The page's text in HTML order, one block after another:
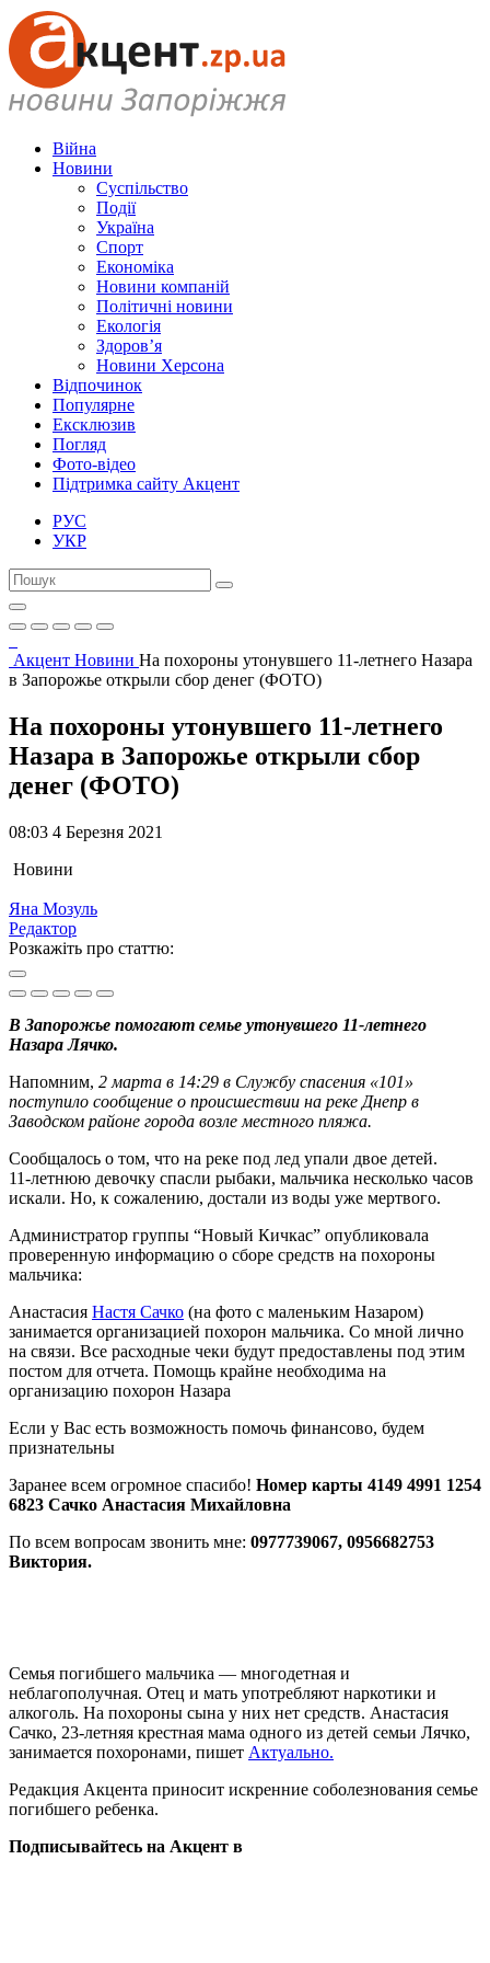
Війна
Новини
Суспільство
Події
Україна
Спорт
Економіка
Новини компаній
Політичні новини
Екологія
Здоров’я
Новини Херсона
Відпочинок
Популярне
Ексклюзив
Погляд
Фото-відео
Підтримка сайту Акцент
РУС
УКР
Акцент Новини На похороны утонувшего 11-летнего Назара
в Запорожье открыли сбор денег (ФОТО)
На похороны утонувшего 11-летнего
Назара в Запорожье открыли сбор
денег (ФОТО)
08:03 4 Березня 2021
Новини
Яна Мозуль
Редактор
Розкажіть про статтю:
В Запорожье помогают семье утонувшего 11-летнего
Назара Лячко.
Напомним, 2 марта в 14:29 в Службу спасения «101»
поступило сообщение о происшествии на реке Днепр в
Заводском районе города возле местного пляжа.
Сообщалось о том, что на реке под лед упали двое детей.
11-летнюю девочку спасли рыбаки, мальчика несколько часов
искали. Но, к сожалению, достали из воды уже мертвого.
Администратор группы “Новый Кичкас” опубликовала
проверенную информацию о сборе средств на похороны
мальчика:
Анастасия Настя Сачко (на фото с маленьким Назаром)
занимается организацией похорон мальчика. Со мной лично
на связи. Все расходные чеки будут предоставлены под этим
постом для отчета. Помощь крайне необходима на
организацию похорон Назара
Если у Вас есть возможность помочь финансово, будем
признательны
Заранее всем огромное спасибо! Номер карты 4149 4991 1254
6823 Сачко Анастасия Михайловна
По всем вопросам звонить мне: 0977739067, 0956682753
Виктория.
Семья погибшего мальчика — многодетная и
неблагополучная. Отец и мать употребляют наркотики и
алкоголь. На похороны сына у них нет средств. Анастасия
Сачко, 23-летняя крестная мама одного из детей семьи Лячко,
занимается похоронами, пишет Актуально.
Редакция Акцента приносит искренние соболезнования семье
погибшего ребенка.
Подписывайтесь на Акцент в